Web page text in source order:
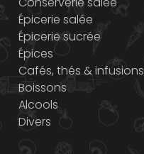
Épicerie salée
Épicerie sucrée
Épices
Cafés, thés & infusions
Boissons
Alcools
Divers